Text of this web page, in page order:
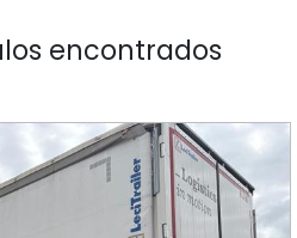
encontrados